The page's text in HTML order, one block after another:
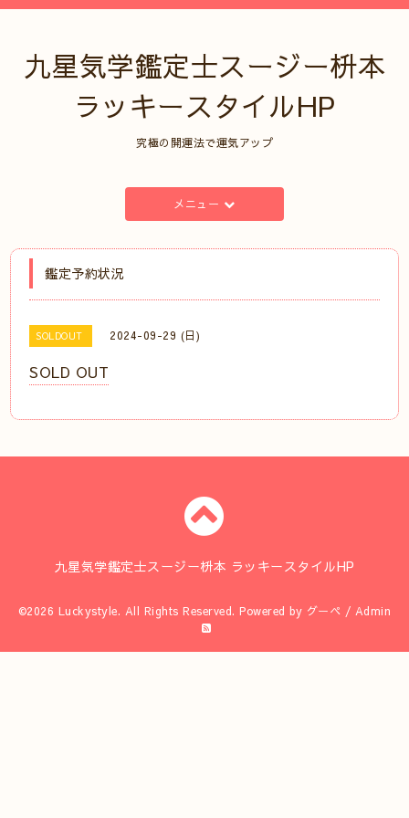
九星気学鑑定士スージー枡本
ラッキースタイルHP
究極の開運法で運気アップ
メニュー
鑑定予約状況
SOLDOUT 2024-09-29 (日)
SOLD OUT
九星気学鑑定士スージー枡本 ラッキースタイルHP
©2026 Luckystyle. All Rights Reserved. Powered by グーペ / Admin